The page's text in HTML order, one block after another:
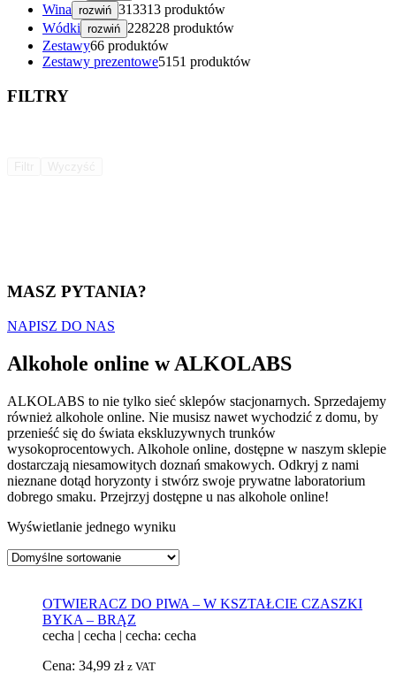
Wina rozwiń 313313 produktów
Wódki rozwiń 228228 produktów
Zestawy66 produktów
Zestawy prezentowe51 51 produktów
FILTRY
MASZ PYTANIA?
NAPISZ DO NAS
Alkohole online w ALKOLABS
ALKOLABS to nie tylko sieć sklepów stacjonarnych. Sprzedajemy
również alkohole online. Nie musisz nawet wychodzić z domu, by
przenieść się do świata ekskluzywnych trunków
wysokoprocentowych. Alkohole online, dostępne w naszym sklepie
dostarczają niesamowitych doznań smakowych. Odkryj z nami
nieznane dotąd horyzonty i stwórz swoje prywatne laboratorium
dobrego smaku. Przejrzyj dostępne u nas alkohole online!
Wyświetlanie jednego wyniku
OTWIERACZ DO PIWA – W KSZTAŁCIE CZASZKI
BYKA – BRĄZ
cecha | cecha | cecha: cecha
Cena: 34,99 zł z VAT